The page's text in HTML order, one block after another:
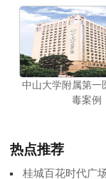
中山大学附属第一
毒案例
热点推荐
桂城百花时代广